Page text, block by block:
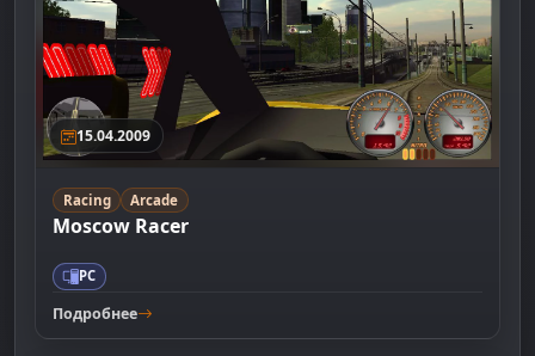
15.04.2009
Racing Arcade
Moscow Racer
PC
Подробнее